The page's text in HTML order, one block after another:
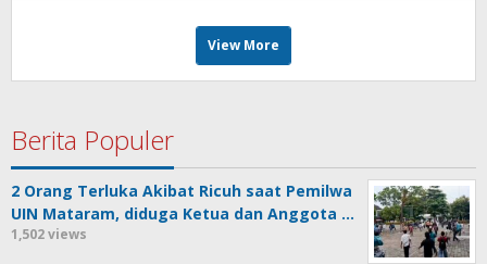
View More
Berita Populer
2 Orang Terluka Akibat Ricuh saat Pemilwa
UIN Mataram, diduga Ketua dan Anggota …
1,502 views